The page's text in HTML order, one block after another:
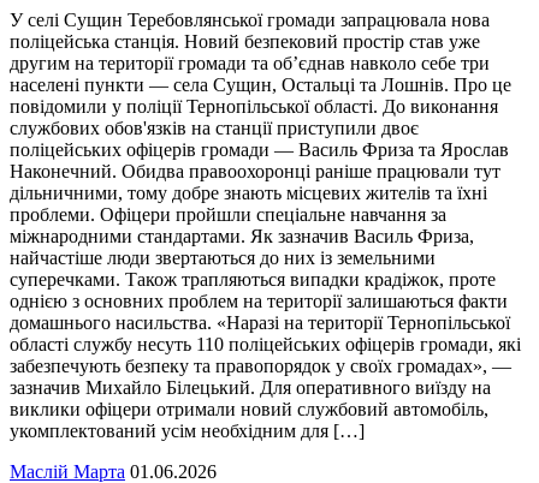
У селі Сущин Теребовлянської громади запрацювала нова
поліцейська станція. Новий безпековий простір став уже
другим на території громади та об’єднав навколо себе три
населені пункти — села Сущин, Остальці та Лошнів. Про це
повідомили у поліції Тернопільської області. До виконання
службових обов'язків на станції приступили двоє
поліцейських офіцерів громади — Василь Фриза та Ярослав
Наконечний. Обидва правоохоронці раніше працювали тут
дільничними, тому добре знають місцевих жителів та їхні
проблеми. Офіцери пройшли спеціальне навчання за
міжнародними стандартами. Як зазначив Василь Фриза,
найчастіше люди звертаються до них із земельними
суперечками. Також трапляються випадки крадіжок, проте
однією з основних проблем на території залишаються факти
домашнього насильства. «Наразі на території Тернопільської
області службу несуть 110 поліцейських офіцерів громади, які
забезпечують безпеку та правопорядок у своїх громадах», —
зазначив Михайло Білецький. Для оперативного виїзду на
виклики офіцери отримали новий службовий автомобіль,
укомплектований усім необхідним для […]
Маслій Марта 01.06.2026